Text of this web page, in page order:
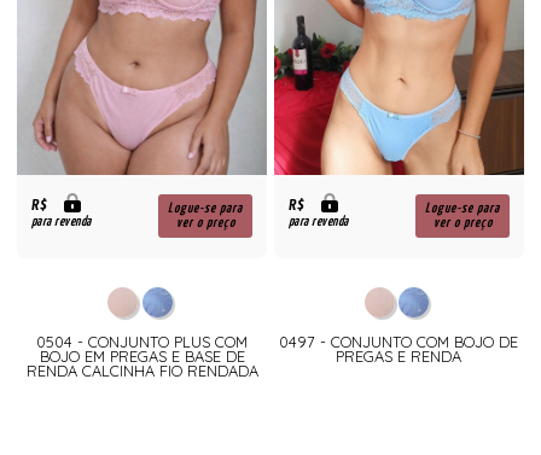
R$
para revenda
Logue-se para
ver o preço
0504 - CONJUNTO PLUS COM
BOJO EM PREGAS E BASE DE
RENDA CALCINHA FIO RENDADA
R$
para revenda
Logue-se para
ver o preço
0497 - CONJUNTO COM BOJO DE
PREGAS E RENDA